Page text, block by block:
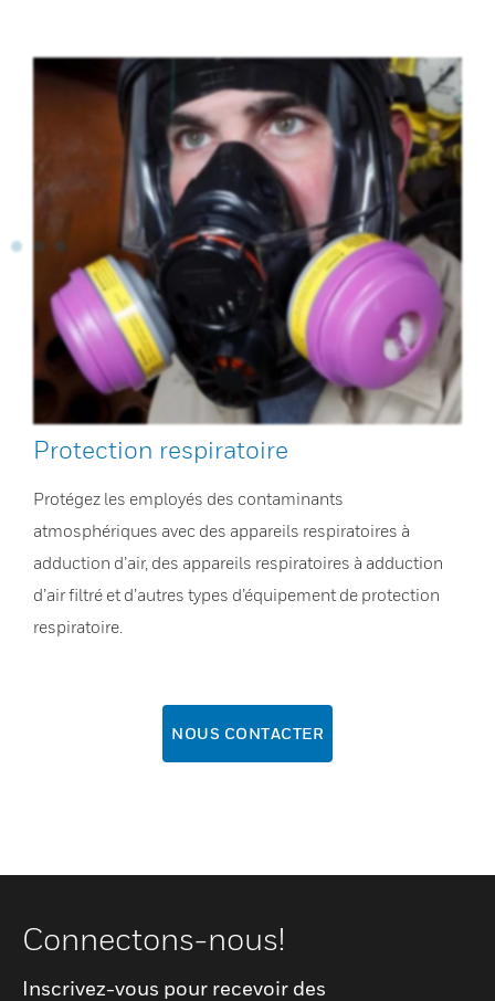
Protection respiratoire
Protégez les employés des contaminants
atmosphériques avec des appareils respiratoires à
adduction d’air, des appareils respiratoires à adduction
d’air filtré et d’autres types d’équipement de protection
respiratoire.
NOUS CONTACTER
Connectons-nous!
Inscrivez-vous pour recevoir des